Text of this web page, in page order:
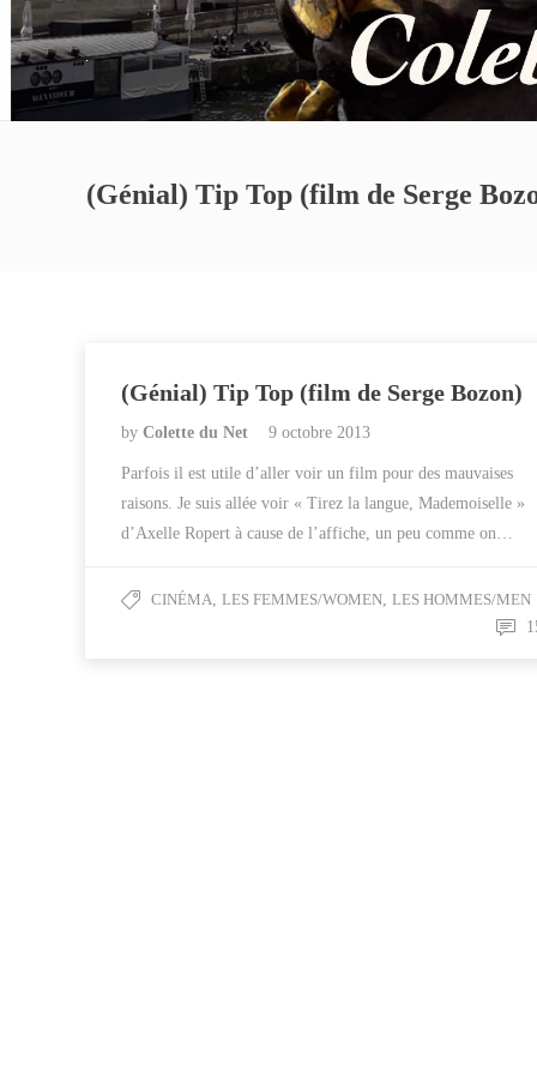
(Génial) Tip Top (film de Serge
(Génial) Tip Top (film de Serge Bozon)
by Colette du Net 9 octobre 2013
Parfois il est utile d’aller voir un film pour des mauvaises
raisons. Je suis allée voir « Tirez la langue, Mademoiselle »
d’Axelle Ropert à cause de l’affiche, un peu comme on…
CINÉMA, LES FEMMES/WOMEN, LES HOMMES/MEN